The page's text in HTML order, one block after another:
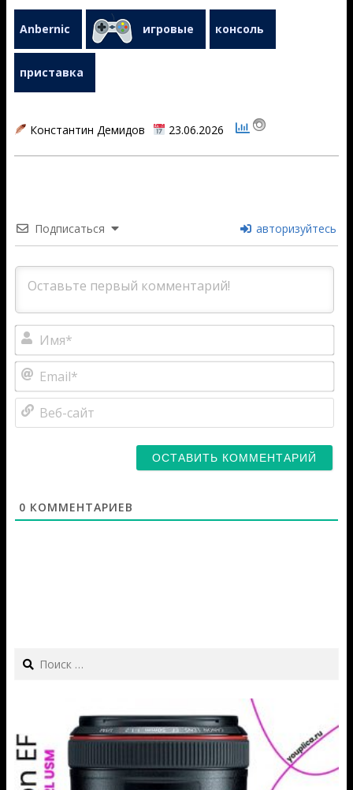
Anbernic игровые консоль
приставка
Константин Демидов 23.06.2026
Подписаться
авторизуйтесь
0 КОММЕНТАРИЕВ
Search